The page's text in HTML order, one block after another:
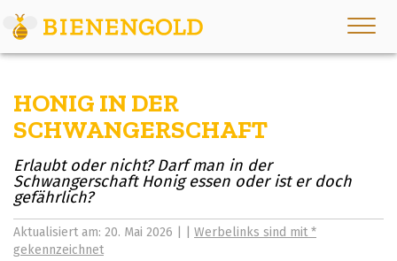
HONIG IN DER
SCHWANGERSCHAFT
Erlaubt oder nicht? Darf man in der
Schwangerschaft Honig essen oder ist er doch
gefährlich?
Aktualisiert am: 20. Mai 2026 | | Werbelinks sind mit *
gekennzeichnet